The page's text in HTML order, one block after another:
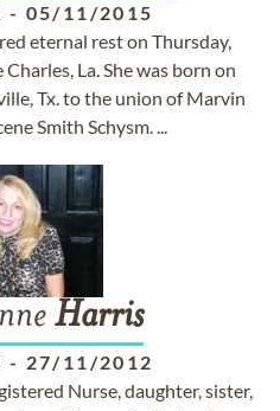
- 05/11/2015
eternal rest on Thursday,
La. She was born on
Tx. to the union of Marvin
Smith Schysm. ...
Harris
- 27/11/2012
Nurse, daughter, sister,